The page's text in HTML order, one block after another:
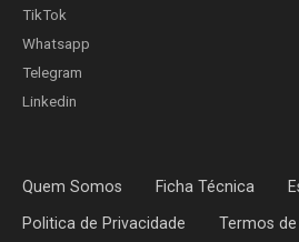
TikTok
Whatsapp
Telegram
Linkedin
Quem Somos Ficha Técnica
Politica de Privacidade Termos